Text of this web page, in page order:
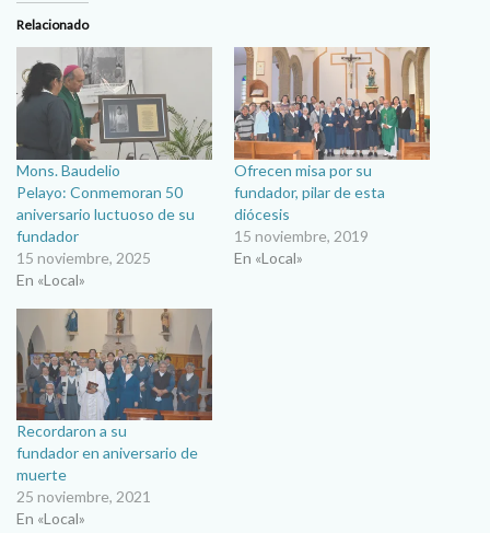
Relacionado
Mons. Baudelio
Pelayo: Conmemoran 50
aniversario luctuoso de su
fundador
15 noviembre, 2025
En «Local»
Ofrecen misa por su
fundador, pilar de esta
diócesis
15 noviembre, 2019
En «Local»
Recordaron a su
fundador en aniversario de
muerte
25 noviembre, 2021
En «Local»